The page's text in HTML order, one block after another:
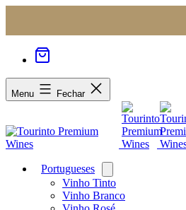
Menu Fechar
Portugueses
menu
Vinho Tinto
Vinho Branco